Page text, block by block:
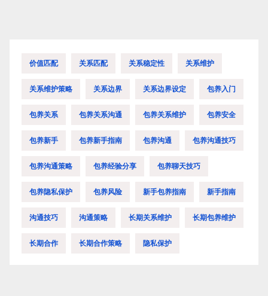
价值匹配 关系匹配 关系稳定性 关系维护
关系维护策略 关系边界 关系边界设定 包养入门
包养关系 包养关系沟通 包养关系维护 包养安全
包养新手 包养新手指南 包养沟通 包养沟通技巧
包养沟通策略 包养经验分享 包养聊天技巧
包养隐私保护 包养风险 新手包养指南 新手指南
沟通技巧 沟通策略 长期关系维护 长期包养维护
长期合作 长期合作策略 隐私保护